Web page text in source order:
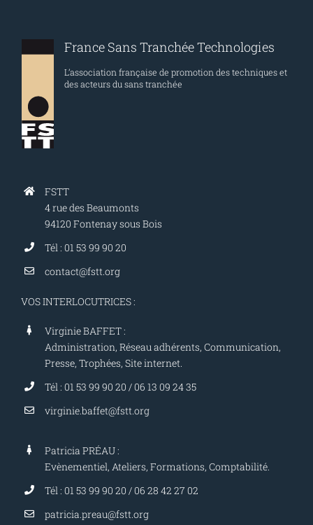
France Sans Tranchée Technologies
L’association française de promotion des techniques et
des acteurs du sans tranchée
FSTT
4 rue des Beaumonts
94120 Fontenay sous Bois
Tél : 01 53 99 90 20
contact@fstt.org
VOS INTERLOCUTRICES :
Virginie BAFFET :
Administration, Réseau adhérents, Communication,
Presse, Trophées, Site internet.
Tél : 01 53 99 90 20 / 06 13 09 24 35
virginie.baffet@fstt.org
Patricia PRÉAU :
Evènementiel, Ateliers, Formations, Comptabilité.
Tél : 01 53 99 90 20 / 06 28 42 27 02
patricia.preau@fstt.org